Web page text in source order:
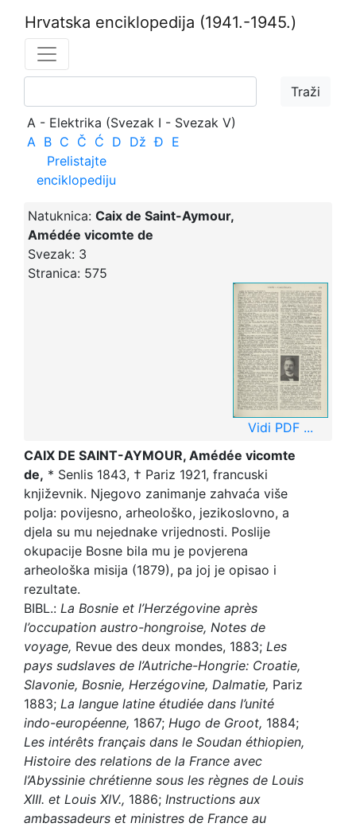
Hrvatska enciklopedija (1941.-1945.)
A - Elektrika (Svezak I - Svezak V)
A B C Č Ć D Dž Đ E
Prelistajte
enciklopediju
Natuknica: Caix de Saint-Aymour,
Amédée vicomte de
Svezak: 3
Stranica: 575
Vidi PDF ...
CAIX DE SAINT-AYMOUR, Amédée vicomte
de, * Senlis 1843, † Pariz 1921, francuski
književnik. Njegovo zanimanje zahvaća više
polja: povijesno, arheološko, jezikoslovno, a
djela su mu nejednake vrijednosti. Poslije
okupacije Bosne bila mu je povjerena
arheološka misija (1879), pa joj je opisao i
rezultate.
BIBL.: La Bosnie et l’Herzégovine après
l’occupation austro-hongroise, Notes de
voyage, Revue des deux mondes, 1883; Les
pays sudslaves de l’Autriche-Hongrie: Croatie,
Slavonie, Bosnie, Herzégovine, Dalmatie, Pariz
1883; La langue latine étudiée dans l’unité
indo-européenne, 1867; Hugo de Groot, 1884;
Les intérêts français dans le Soudan éthiopien,
Histoire des relations de la France avec
l’Abyssinie chrétienne sous les règnes de Louis
XIII. et Louis XIV., 1886; Instructions aux
ambassadeurs et ministres de France au